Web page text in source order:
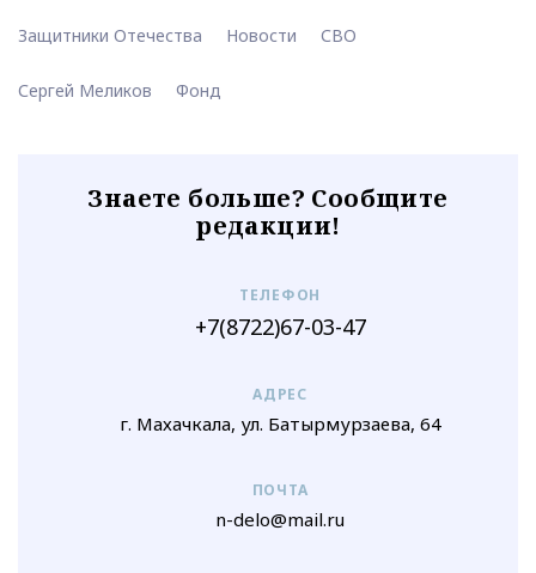
Защитники Отечества Новости СВО
Сергей Меликов Фонд
Знаете больше? Сообщите
редакции!
ТЕЛЕФОН
+7(8722)67-03-47
АДРЕС
г. Махачкала, ул. Батырмурзаева, 64
ПОЧТА
n-delo@mail.ru